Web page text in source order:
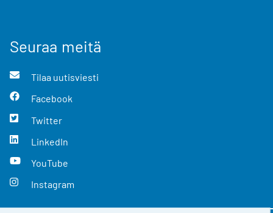
Seuraa meitä
Tilaa uutisviesti
Facebook
Twitter
LinkedIn
YouTube
Instagram